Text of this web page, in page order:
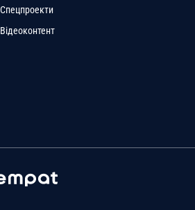
Спецпроекти
Відеоконтент